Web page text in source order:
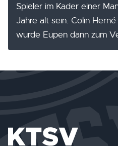
Spieler im Kader einer
Jahre alt sein. Colin
wurde Eupen dann zum